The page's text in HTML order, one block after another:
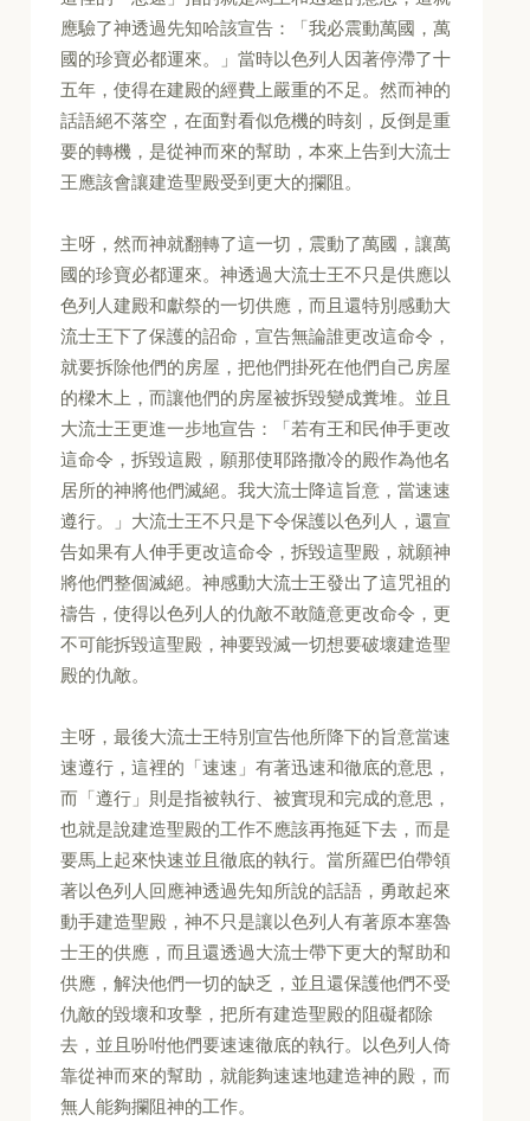
應驗了神透過先知哈該宣告：「我必震動萬國，萬
國的珍寶必都運來。」當時以色列人因著停滯了十
五年，使得在建殿的經費上嚴重的不足。然而神的
話語絕不落空，在面對看似危機的時刻，反倒是重
要的轉機，是從神而來的幫助，本來上告到大流士
王應該會讓建造聖殿受到更大的攔阻。
主呀，然而神就翻轉了這一切，震動了萬國，讓萬
國的珍寶必都運來。神透過大流士王不只是供應以
色列人建殿和獻祭的一切供應，而且還特別感動大
流士王下了保護的詔命，宣告無論誰更改這命令，
就要拆除他們的房屋，把他們掛死在他們自己房屋
的樑木上，而讓他們的房屋被拆毀變成糞堆。並且
大流士王更進一步地宣告：「若有王和民伸手更改
這命令，拆毀這殿，願那使耶路撒冷的殿作為他名
居所的神將他們滅絕。我大流士降這旨意，當速速
遵行。」大流士王不只是下令保護以色列人，還宣
告如果有人伸手更改這命令，拆毀這聖殿，就願神
將他們整個滅絕。神感動大流士王發出了這咒祖的
禱告，使得以色列人的仇敵不敢隨意更改命令，更
不可能拆毀這聖殿，神要毀滅一切想要破壞建造聖
殿的仇敵。
主呀，最後大流士王特別宣告他所降下的旨意當速
速遵行，這裡的「速速」有著迅速和徹底的意思，
而「遵行」則是指被執行、被實現和完成的意思，
也就是說建造聖殿的工作不應該再拖延下去，而是
要馬上起來快速並且徹底的執行。當所羅巴伯帶領
著以色列人回應神透過先知所說的話語，勇敢起來
動手建造聖殿，神不只是讓以色列人有著原本塞魯
士王的供應，而且還透過大流士帶下更大的幫助和
供應，解決他們一切的缺乏，並且還保護他們不受
仇敵的毀壞和攻擊，把所有建造聖殿的阻礙都除
去，並且吩咐他們要速速徹底的執行。以色列人倚
靠從神而來的幫助，就能夠速速地建造神的殿，而
無人能夠攔阻神的工作。